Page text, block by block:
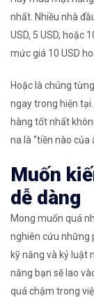
nhất. Nhiều nhà
USD, 5 USD, hoặc
mức giá 10 USD
Hoặc là chúng
ngay trong hiện
hàng tốt nhất
na là “tiền nào của
Muốn
dễ dàng
Mong muốn quá
nghiên cứu những
kỹ năng và kỷ luật
năng bạn sẽ lao
quá chậm trong